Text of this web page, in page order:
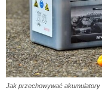
Jak przechowywać akumulatory